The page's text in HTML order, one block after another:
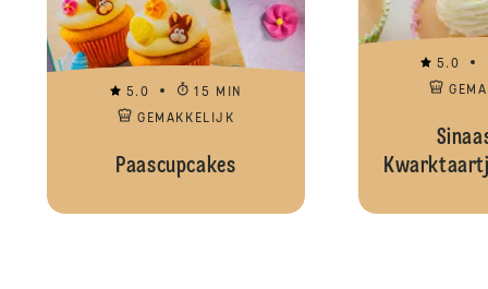
5.0
15 MIN
GEMAKKELIJK
Paascupcakes
5.0